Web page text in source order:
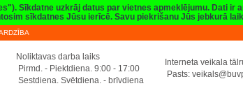
Sīkdatne uzkrāj datus par vietnes apmeklējumu. Dati ir
sīkdatnes Jūsu ierīcē. Savu piekrišanu Jūs jebkurā
Noliktavas darba laiks
Pirmd. - Piektdiena. 9:00 - 17:00
Sestdiena. Svētdiena. - brīvdiena
Interneta veikala
Pasts: